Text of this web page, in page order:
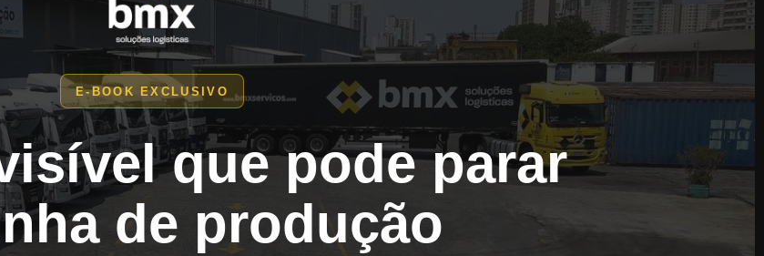
E-BOOK EXCLUSIVO
que pode parar
de produção